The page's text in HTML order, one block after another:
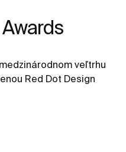
veľtrhu
Red Dot Design